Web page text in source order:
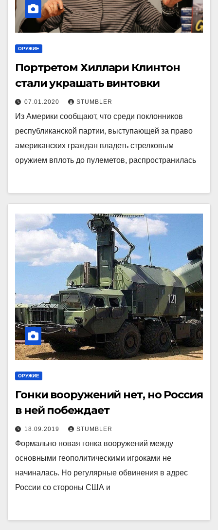
ОРУЖИЕ
Портретом Хиллари Клинтон
стали украшать винтовки
07.01.2020 STUMBLER
Из Америки сообщают, что среди поклонников
республиканской партии, выступающей за право
американских граждан владеть стрелковым
оружием вплоть до пулеметов, распространилась
ОРУЖИЕ
Гонки вооружений нет, но Россия
в ней побеждает
18.09.2019 STUMBLER
Формально новая гонка вооружений между
основными геополитическими игроками не
начиналась. Но регулярные обвинения в адрес
России со стороны США и